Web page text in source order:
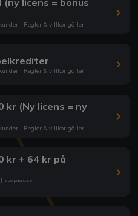
licens = bonus
| Regler & villkor gäller
| Regler & villkor gäller
kr (Ny licens = ny
| Regler & villkor gäller
kr + 64 kr på
| spelpaus.se